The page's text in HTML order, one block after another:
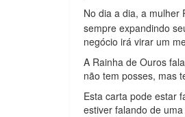
No dia a dia, a mulher
sempre expandindo
negócio irá virar um
A Rainha de Ouros
não tem posses, mas
Esta carta pode estar
estiver falando de uma